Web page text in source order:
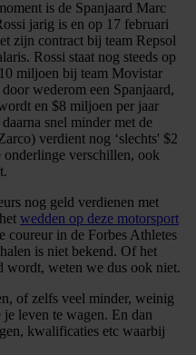
is de Spanjaard Marc
jarig is en op 17 februari
zijn contract bij team Repsol
Rossi staat nog steeds op
miljoen bij team Movistar
wederom een Spanjaard,
en $8 miljoen per jaar
snel minder met de
verdient nog ‘slechts' $2
verschillen, ook
nog geld verdienen met
wedden op deze motorsport
coureur in de Forbes Athletes
is niet bekend. Of het
wordt, weten we dus ook niet.
of zelfs veel minder, weinig
leven te wagen. En dan
kwalificaties etc waarbij